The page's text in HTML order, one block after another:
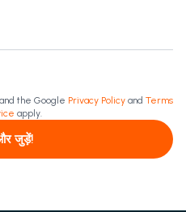
the Google Privacy Policy and Terms
apply.
जुड़ें!